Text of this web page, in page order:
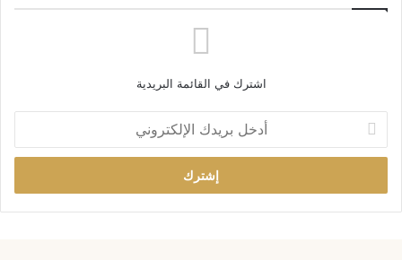
اشترك في القائمة البريدية
خ
ب
ر